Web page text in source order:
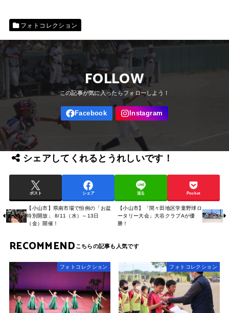
フォトコレクション
FOLLOW
シェアしてくれるとうれしいです！
ポスト シェア 送る Pocket
【小山市】県南市場で恒例の「お盆
特別開放」 8/11（水）～13日
（金）開催！
【小山市】「間々田地区学童野球ロ
ータリー大会」大谷クラブAが優
勝！
RECOMMEND
フォトコレクション フォトコレクション